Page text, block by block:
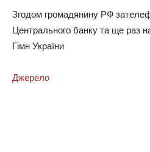
Згодом громадянину РФ
Центрального банку та ще раз
Гімн України
Джерело